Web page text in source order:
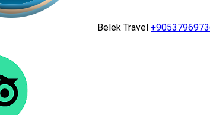
Belek Travel